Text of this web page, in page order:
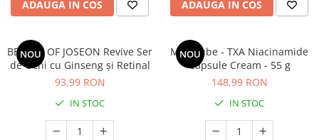
Tranzit intestinal
Colesterol & tensiune
Sănătatea copiilor
Performanta sportiva
Sanatate Orala
Îngrijirea Tenului
Seruri
Creme cu SPF
Demachiante
Geluri de curățare
Ape micelare
Colagen
Creatina
Crom
Curcumin (Turmeric)
Zinc Bisglicinat
ADAUGA IN COS ADAUGA IN COS
NOU
BEAUTY OF JOSEON Revive Ser
de Ochi cu Ginseng și Retinal
93,99 RON
IN STOC
NOU
Medicube - TXA Niacinamide
Capsule Cream - 55 g
148,99 RON
IN STOC